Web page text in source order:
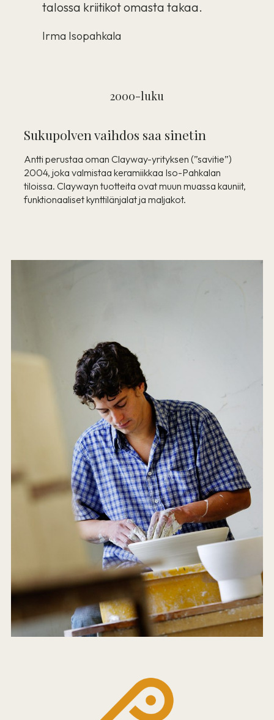
talossa kriitikot omasta takaa.
Irma Isopahkala
2000-luku
Sukupolven vaihdos saa sinetin
Antti perustaa oman Clayway-yrityksen (”savitie”)
2004, joka valmistaa keramiikkaa Iso-Pahkalan
tiloissa. Claywayn tuotteita ovat muun muassa kauniit,
funktionaaliset kynttilänjalat ja maljakot.